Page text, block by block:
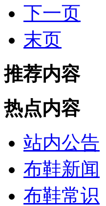
下一页
末页
推荐内容
热点内容
站内公告
布鞋新闻
布鞋常识